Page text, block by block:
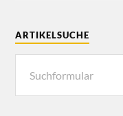
ARTIKELSUCHE